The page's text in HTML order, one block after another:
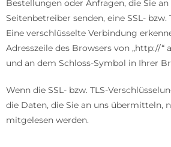
Bestellungen oder Anfragen, die Sie an
Seitenbetreiber senden, eine SSL- bzw.
Eine verschlüsselte Verbindung
Adresszeile des Browsers von „http://“
und an dem Schloss-Symbol in Ihrer
Wenn die SSL- bzw. TLS-
die Daten, die Sie an uns übermitteln,
mitgelesen werden.